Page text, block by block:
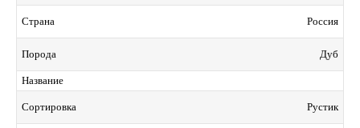
Страна Россия
Порода Дуб
Название
Сортировка Рустик